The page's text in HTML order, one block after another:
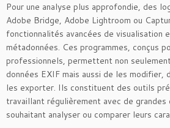
Pour une analyse plus approfondie, des
Adobe Bridge, Adobe Lightroom ou
fonctionnalités avancées de visualisation
métadonnées. Ces programmes, conçus
professionnels, permettent non
données EXIF mais aussi de les modifier,
les exporter. Ils constituent des outils
travaillant régulièrement avec de grandes
souhaitant analyser ou comparer leurs